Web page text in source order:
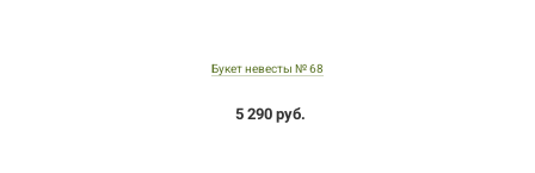
Букет невесты № 68
5 290 руб.